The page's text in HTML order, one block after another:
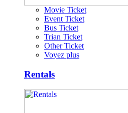
Movie Ticket
Event Ticket
Bus Ticket
Trian Ticket
Other Ticket
Voyez plus
Rentals